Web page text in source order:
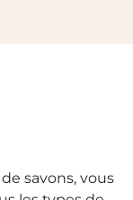
savons, vous